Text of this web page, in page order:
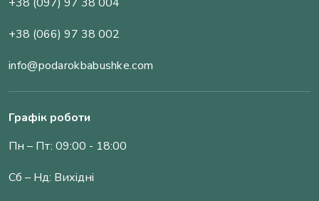
+38 (066) 97 38 002
info@podarokbabushke.com
Графік роботи
Пн – Пт: 09:00 - 18:00
Сб – Нд: Вихідні